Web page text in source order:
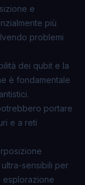
e
più
problemi
dei qubit e la
è fondamentale
portare
e a reti
sensibili per
esplorazione